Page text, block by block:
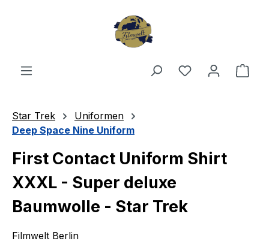
Du hast 0
Star Trek
Uniformen
Deep Space Nine Uniform
First Contact Uniform Shirt
XXXL - Super deluxe
Baumwolle - Star Trek
Filmwelt Berlin